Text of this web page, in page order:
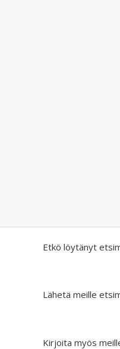
Etkö löytänyt
Lähetä meille
Kirjoita myös